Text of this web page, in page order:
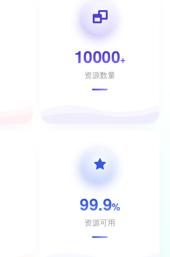
10000+
资源数量
99.9%
资源可用